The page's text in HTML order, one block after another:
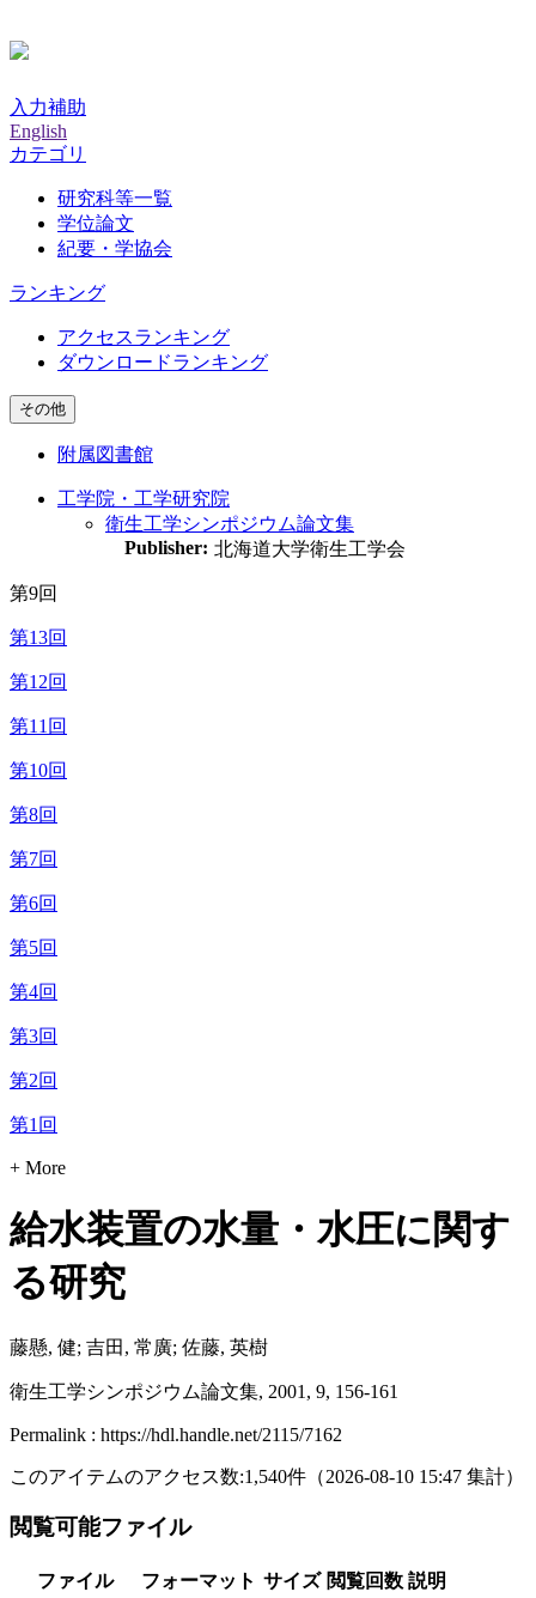
入力補助
English
カテゴリ
研究科等一覧
学位論文
紀要・学協会
ランキング
アクセスランキング
ダウンロードランキング
その他
附属図書館
工学院・工学研究院
衛生工学シンポジウム論文集
Publisher: 北海道大学衛生工学会
第9回
第13回
第12回
第11回
第10回
第8回
第7回
第6回
第5回
第4回
第3回
第2回
第1回
+ More
給水装置の水量・水圧に関す
る研究
藤懸, 健; 吉田, 常廣; 佐藤, 英樹
衛生工学シンポジウム論文集, 2001, 9, 156-161
Permalink : https://hdl.handle.net/2115/7162
このアイテムのアクセス数:1,540件 （2026-08-10 15:47 集計）
閲覧可能ファイル
ファイル フォーマット サイズ 閲覧回数 説明